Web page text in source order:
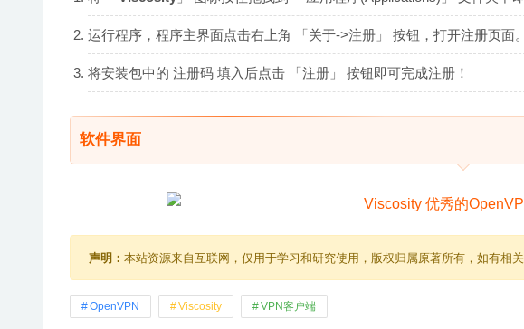
运行程序，程序主界面点击右上角 「关于->注册」 按钮，打开注册页面。
将安装包中的 注册码 填入后点击 「注册」 按钮即可完成注册！
软件界面
声明： 本站资源来自互联网，仅用于学习和研究使用，版权归属原著所有，如有相
OpenVPN Viscosity VPN客户端